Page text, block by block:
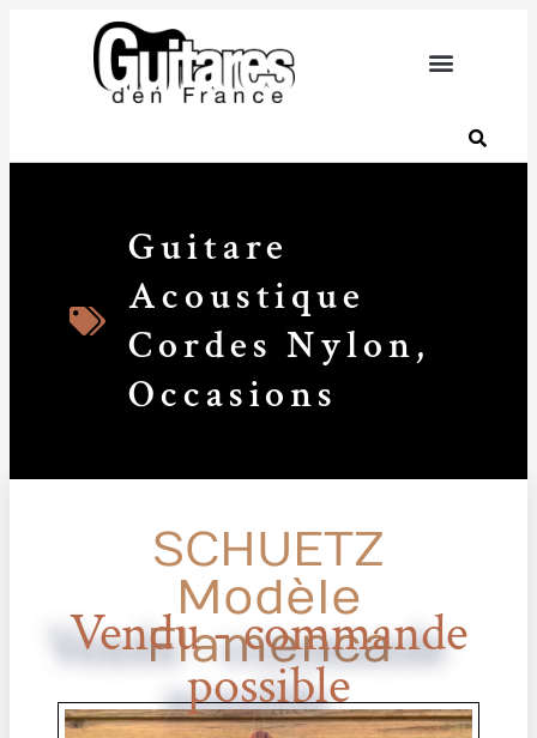
Guitare
Acoustique
Cordes Nylon,
Occasions
Vendu - commande
possible
SCHUETZ
Modèle
Flamenca